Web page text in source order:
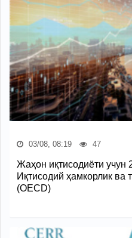
03/08, 08:19 47
Жаҳон иқтисодиёти
Иқтисодий ҳамкорлик ва
(OECD)